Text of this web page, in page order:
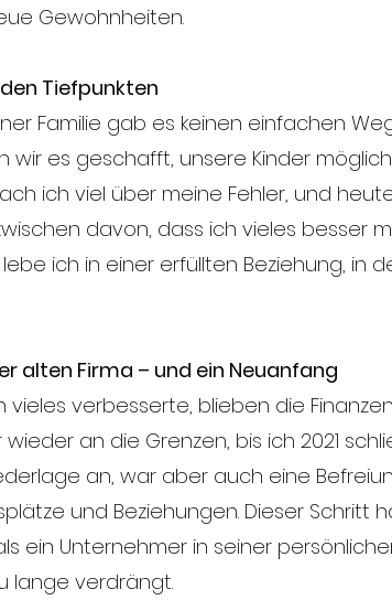
Gewohnheiten.
Tiefpunkten
Familie gab es keinen einfachen
wir es geschafft, unsere Kinder
ich viel über meine Fehler, und
davon, dass ich vieles besser
ich in einer erfüllten Beziehung, in
alten Firma – und ein Neuanfang
vieles verbesserte, blieben die
an die Grenzen, bis ich 2021
an, war aber auch eine
und Beziehungen. Dieser Schritt
ein Unternehmer in seiner
lange verdrängt.